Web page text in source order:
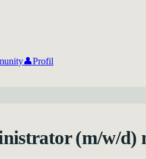
👤Profil
(m/w/d)